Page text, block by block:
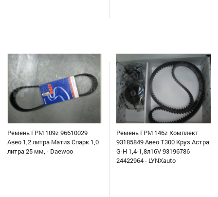
Ремень ГРМ 109z 96610029
Авео 1,2 литра Матиз Спарк 1,0
литра 25 мм, - Daewoo
Ремень ГРМ 146z Комплект
93185849 Авео Т300 Круз Астра
G-H 1,4-1,8л16V 93196786
24422964 - LYNXauto